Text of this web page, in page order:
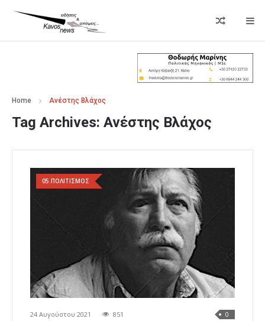
Home Ανέστης Βλάχος
Tag Archives: Ανέστης Βλάχος
05.ΠΟΛΙΤΙΣΜΟΣ
24 Αυγούστου 2021 851 0